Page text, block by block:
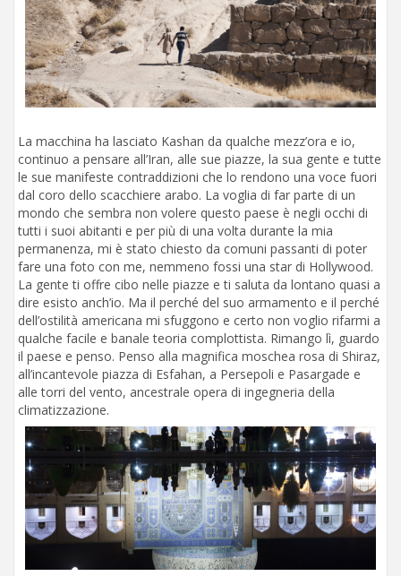
La macchina ha lasciato Kashan da qualche mezz’ora e io,
continuo a pensare all’Iran, alle sue piazze, la sua gente e tutte
le sue manifeste contraddizioni che lo rendono una voce fuori
dal coro dello scacchiere arabo. La voglia di far parte di un
mondo che sembra non volere questo paese è negli occhi di
tutti i suoi abitanti e per più di una volta durante la mia
permanenza, mi è stato chiesto da comuni passanti di poter
fare una foto con me, nemmeno fossi una star di Hollywood.
La gente ti offre cibo nelle piazze e ti saluta da lontano quasi a
dire esisto anch’io. Ma il perché del suo armamento e il perché
dell’ostilità americana mi sfuggono e certo non voglio rifarmi a
qualche facile e banale teoria complottista. Rimango lì, guardo
il paese e penso. Penso alla magnifica moschea rosa di Shiraz,
all’incantevole piazza di Esfahan, a Persepoli e Pasargade e
alle torri del vento, ancestrale opera di ingegneria della
climatizzazione.